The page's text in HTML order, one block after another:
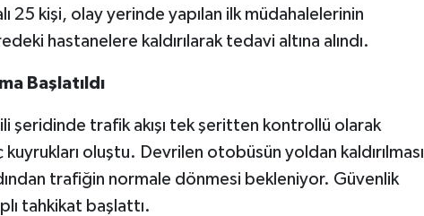
25 kişi, olay yerinde yapılan ilk müdahalelerinin
hastanelere kaldırılarak tedavi altına alındı.
Başlatıldı
şeridinde trafik akışı tek şeritten kontrollü olarak
oluştu. Devrilen otobüsün yoldan kaldırılması
trafiğin normale dönmesi bekleniyor. Güvenlik
tahkikat başlattı.